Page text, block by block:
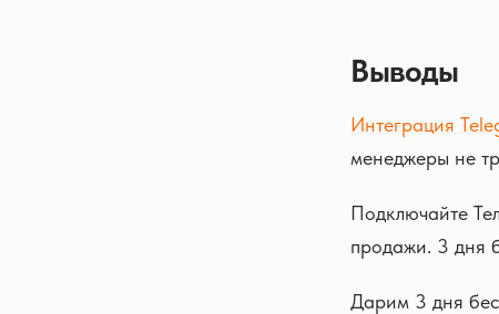
Выводы
Интеграция
менеджеры не
Подключайте
продажи. 3 дня
Дарим 3 дня